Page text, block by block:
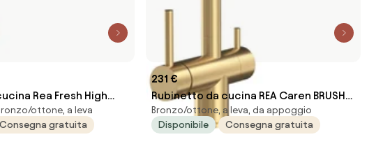
Rea Fresh High
ottone, a leva
Consegna gratuita
231 €
Rubinetto da cucina REA Caren BRUSH
GOLD
Bronzo/ottone, a leva, da appoggio
Disponibile
Consegna gratuita